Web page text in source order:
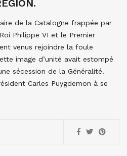
de la Catalogne frappée par
Philippe VI et le Premier
venus rejoindre la foule
image d’unité avait estompé
sécession de la Généralité.
Carles Puygdemon à se